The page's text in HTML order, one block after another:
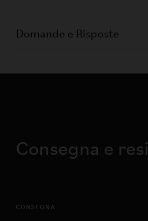
Domande e Risposte
Consegna e resi
CONSEGNA